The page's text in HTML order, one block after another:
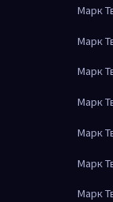
Марк
Марк
Марк
Марк
Марк
Марк
Марк